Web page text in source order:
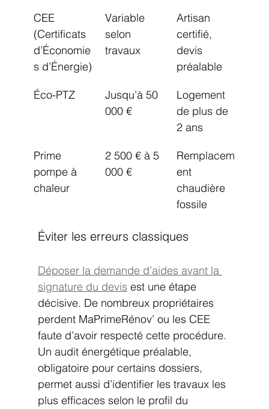
CEE
(Certificats
d’Économie
s d’Énergie)
Variable
selon
travaux
Artisan
certifié,
devis
préalable
Éco-PTZ
Jusqu’à 50
000 €
Logement
de plus de
2 ans
Prime
pompe à
chaleur
2 500 € à 5
000 €
Remplacem
ent
chaudière
fossile
Éviter les erreurs classiques
Déposer la demande d’aides avant la
signature du devis est une étape
décisive. De nombreux propriétaires
perdent MaPrimeRénov’ ou les CEE
faute d’avoir respecté cette procédure.
Un audit énergétique préalable,
obligatoire pour certains dossiers,
permet aussi d’identifier les travaux les
plus efficaces selon le profil du